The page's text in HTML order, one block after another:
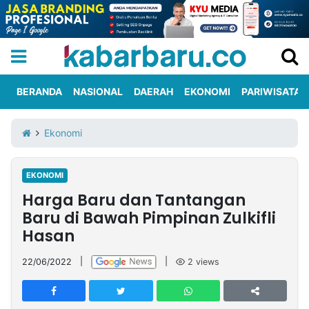
Iklan
Berita
Kami
Nasional
International
Olahraga
Entertainment
Daerah
Pariwisata
Kuliner
Kolom
Network
PT
TREETAN
BERANDA NASIONAL DAERAH EKONOMI PARIWISATA
Ekonomi
EKONOMI
Harga Baru dan Tantangan
Baru di Bawah Pimpinan Zulkifli
Hasan
22/06/2022 2 views